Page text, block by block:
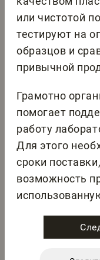
или чистотой
тестируют на
образцов и
привычной
Грамотно
помогает
работу
Для этого
сроки
возможность